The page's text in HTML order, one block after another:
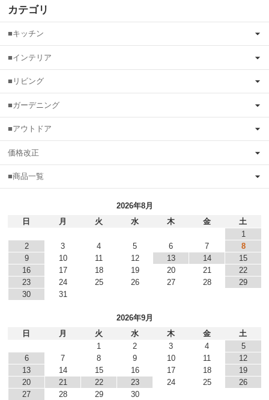
カテゴリ
■キッチン
■インテリア
■リビング
■ガーデニング
■アウトドア
価格改正
■商品一覧
2026年8月
日
月 火 水 木 金
土
1
2
3 4 5 6 7
8
9
10 11 12 13 14
15
16
17 18 19 20 21
22
23
24 25 26 27 28
29
30
31
2026年9月
日
月 火 水 木 金
土
1
2 3 4
5
6
7 8 9 10 11
12
13
14 15 16 17 18
19
20
21 22 23 24 25
26
27
28 29 30